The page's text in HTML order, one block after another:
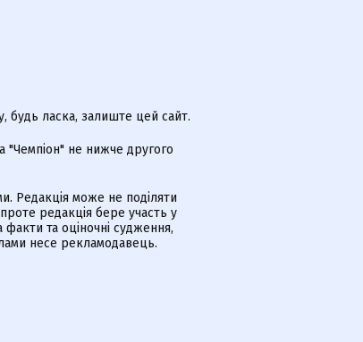
ласка, залиште цей сайт.
"Чемпіон" не нижче другого
Редакція може не поділяти
редакція бере участь у
факти та оціночні судження,
несе рекламодавець.